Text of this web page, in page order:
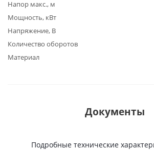
Напор макс., м
Мощность, кВт
Напряжение, В
Количество оборотов
Материал
Документы
Подробные технические